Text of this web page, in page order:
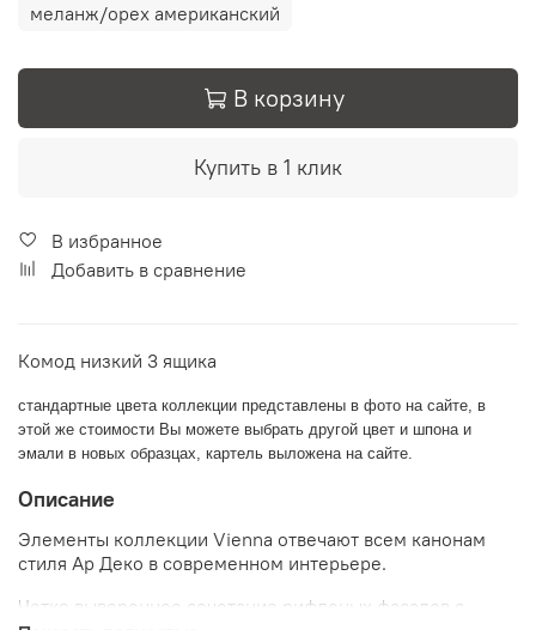
меланж/орех американский
В корзину
Купить в 1 клик
В избранное
Добавить в сравнение
Комод низкий 3 ящика
стандартные цвета коллекции представлены в фото на сайте, в
этой же стоимости Вы можете выбрать другой цвет и шпона и
эмали в новых образцах, картель выложена на сайте.
Описание
Элементы коллекции Vienna отвечают всем канонам
стиля Ар Деко в современном интерьере.
Четко выверенное сочетание рифленых фасадов с